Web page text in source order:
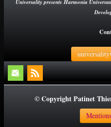
Universality presents Harmonia
© Copyright Patinet